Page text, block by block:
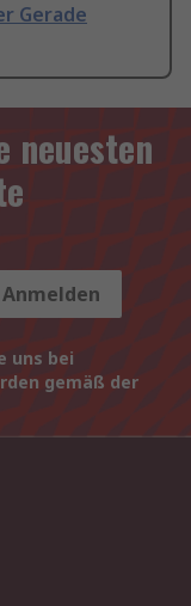
Gerade
neuesten
Anmelden
uns bei
gemäß der